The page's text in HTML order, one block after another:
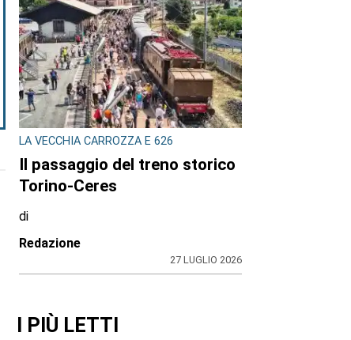
LA VECCHIA CARROZZA E 626
Il passaggio del treno storico
Torino-Ceres
di
Redazione
27 LUGLIO 2026
I PIÙ LETTI